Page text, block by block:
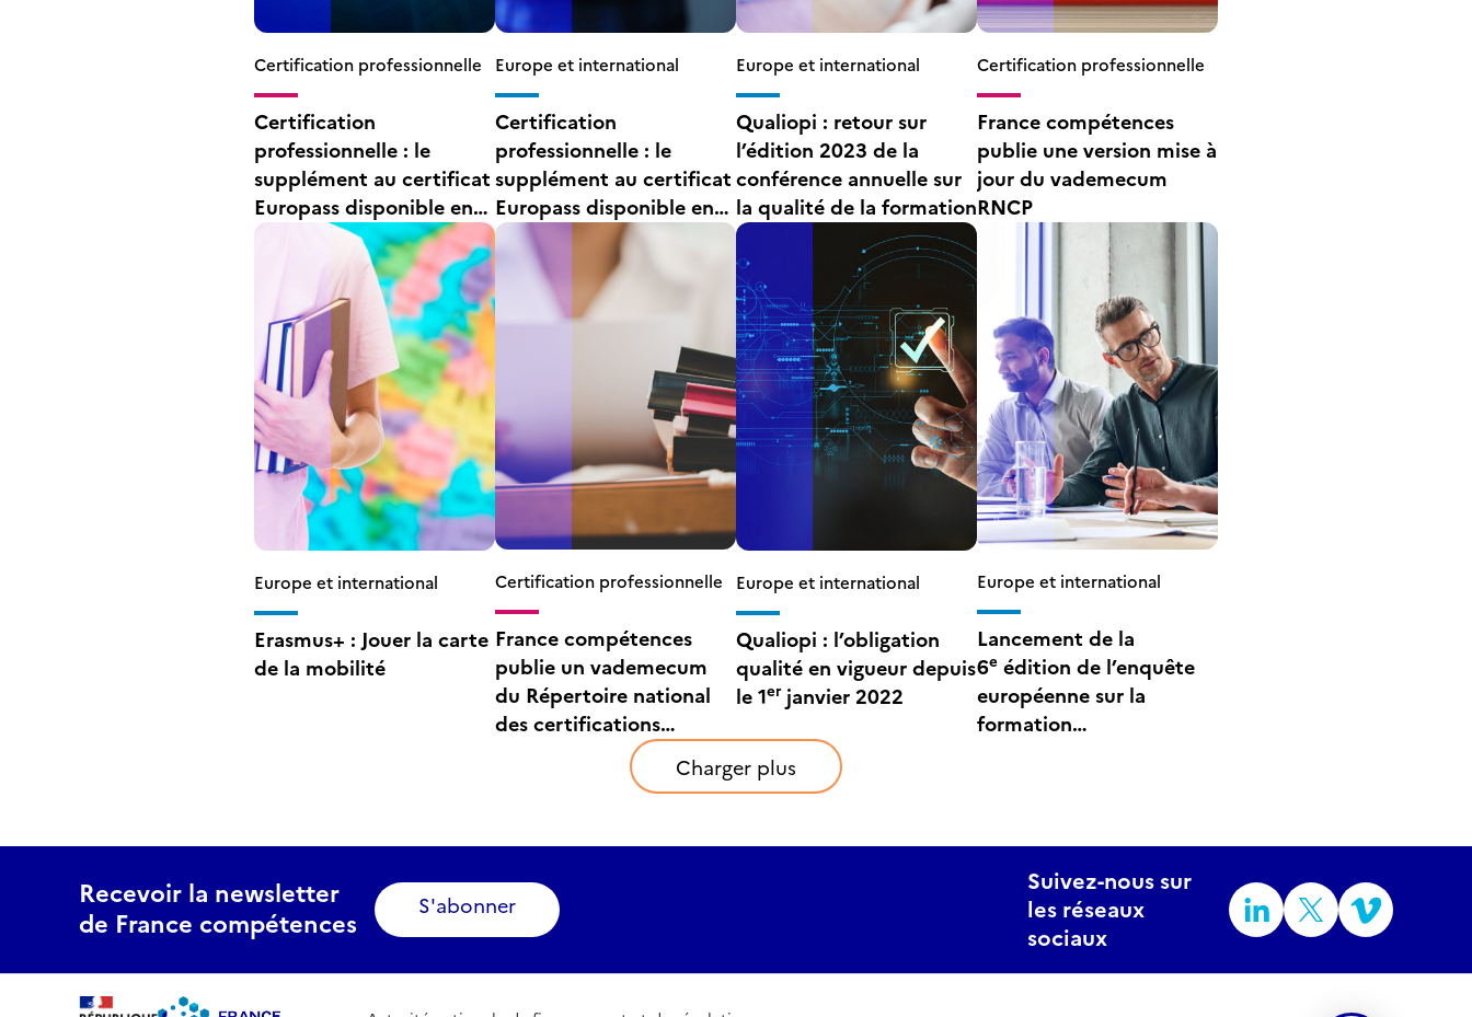
Certification professionnelle
Certification
professionnelle : le
supplément au certificat
Europass disponible en
anglais
Europe et international
Certification
professionnelle : le
supplément au certificat
Europass disponible en
anglais
Europe et international
Qualiopi : retour sur
l’édition 2023 de la
conférence annuelle sur
la qualité de la formation
Certification professionnelle
France compétences
publie une version mise à
jour du vademecum
RNCP
Europe et international
Erasmus+ : Jouer la carte
de la mobilité
Certification professionnelle
France compétences
publie un vademecum
du Répertoire national
des certifications
professionnelles
Europe et international
Qualiopi : l’obligation
qualité en vigueur depuis
le 1erjanvier 2022
Europe et international
Lancement de la
6e édition de l’enquête
européenne sur la
formation
Charger plus
Recevoir la newsletter
de France compétences
S'abonner
Suivez-nous sur
les réseaux
sociaux